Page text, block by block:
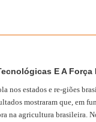
E A
nos estados e re-giões
mostraram que, em
agricultura brasileira.